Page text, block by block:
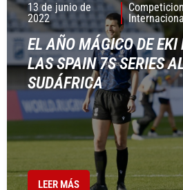
13 de junio de
2022
EL AÑO MÁGICO DE
LAS SPAIN 7S SERIES
SUDÁFRICA
LEER MÁS